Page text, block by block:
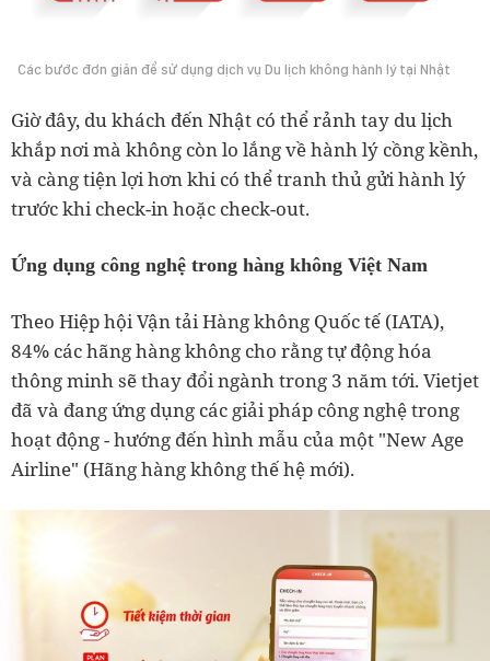
Các bước đơn giản để sử dụng dịch vụ Du lịch không hành lý tại Nhật
Giờ đây, du khách đến Nhật có thể rảnh tay du lịch
khắp nơi mà không còn lo lắng về hành lý cồng kềnh,
và càng tiện lợi hơn khi có thể tranh thủ gửi hành lý
trước khi check-in hoặc check-out.
Ứng dụng công nghệ trong hàng không Việt Nam
Theo Hiệp hội Vận tải Hàng không Quốc tế (IATA),
84% các hãng hàng không cho rằng tự động hóa
thông minh sẽ thay đổi ngành trong 3 năm tới. Vietjet
đã và đang ứng dụng các giải pháp công nghệ trong
hoạt động - hướng đến hình mẫu của một "New Age
Airline" (Hãng hàng không thế hệ mới).